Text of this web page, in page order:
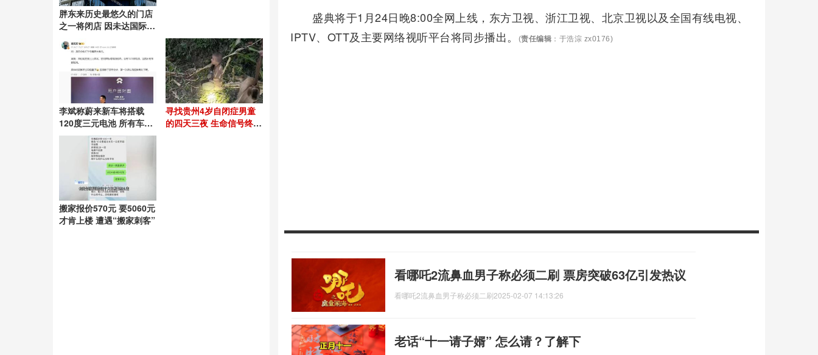
盛典将于1月24日晚8:00全网上线，东方卫视、浙江卫视、北京卫视以及全国有线电视、
IPTV、OTT及主要网络视听平台将同步播出。
(责任编辑 ：于浩淙 zx0176)
看哪吒2流鼻血男子称必须二刷 票房突破63亿引发热议
看哪吒2流鼻血男子称必须二刷2025-02-07 14:13:26
老话“十一请子婿” 怎么请？了解下
胖东来历史最悠久的门店
之一将闭店 因未达国际一
李斌称蔚来新车将搭载
120度三元电池 所有车型
通用
寻找贵州4岁自闭症男童
的四天三夜 生命信号终被
搬家报价570元 要5060元
才肯上楼 遭遇“搬家刺客”